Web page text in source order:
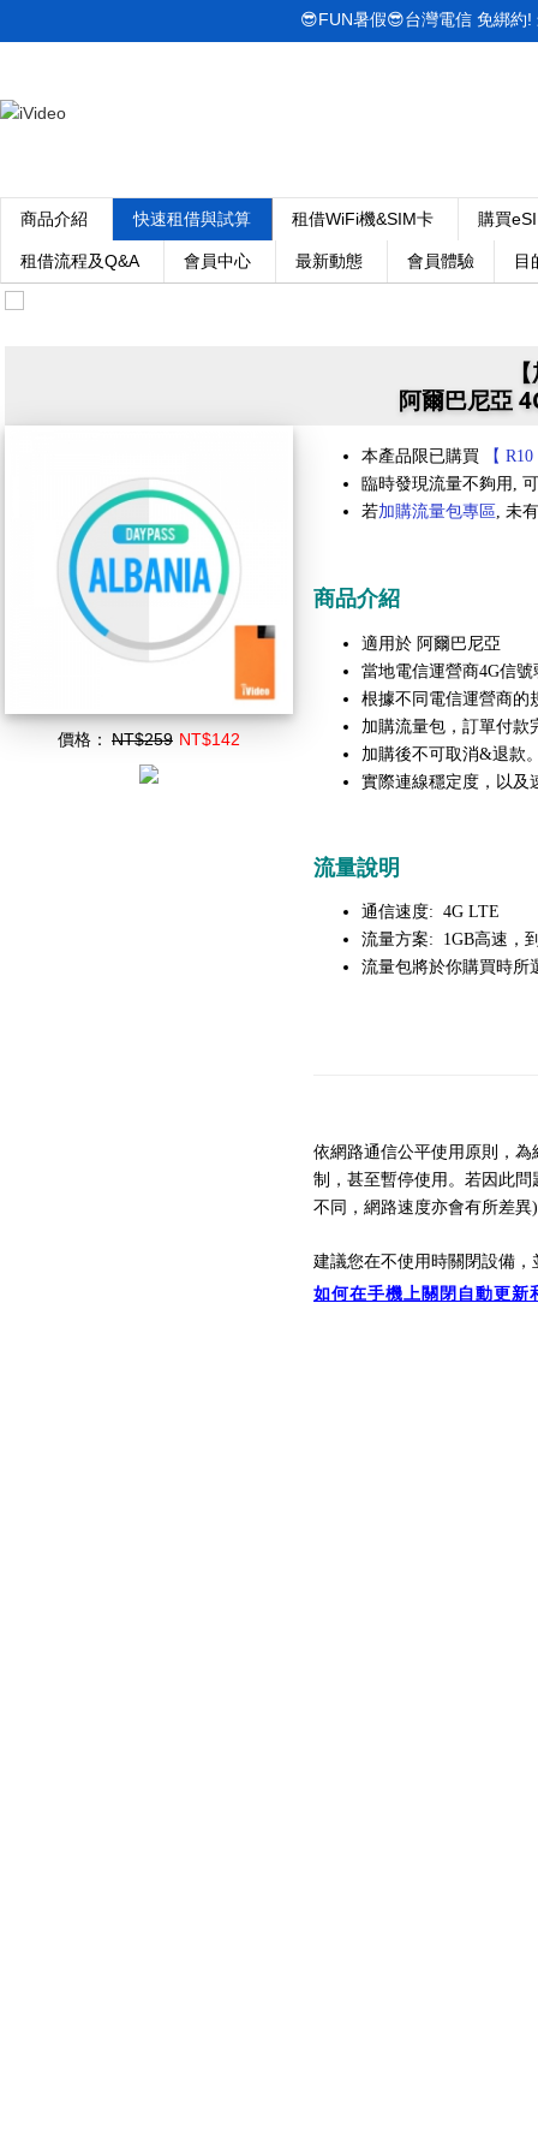
商品介紹 快速租借與試算 租借WiFi機&SIM卡 購買
租借流程及Q&A 會員中心 最新動態 會員體驗 目
😎FUN暑假😎台灣電信 免綁約
阿爾巴尼亞
價格： NT$259 NT$142
本產品限已購買
【
臨時發現流量不夠用,
若加購流量包專區, 未
商品介紹
適用於 阿爾巴尼亞
當地電信運營商4G信
根據不同電信運營商的
加購流量包，訂單付款
加購後不可取消&退款
實際連線穩定度，以及
流量說明
通信速度: 4G LTE
流量方案: 1GB高速，
流量包將於你購買時所
依網路通信公平使用原則，
制， 甚至暫停使用。 若因此問
不同， 網路速度亦會有所差異
建議您在不使用時關閉設備，
如何在手機上關閉自動更新